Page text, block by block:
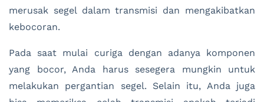
merusak segel dalam transmisi dan mengakibatkan
kebocoran.
Pada saat mulai curiga dengan adanya komponen
yang bocor, Anda harus sesegera mungkin untuk
melakukan pergantian segel. Selain itu, Anda juga